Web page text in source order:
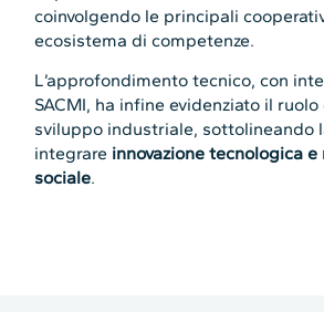
coinvolgendo le principali
ecosistema di competenze.
L’approfondimento tecnico, con
SACMI, ha infine evidenziato il ruolo
sviluppo industriale, sottolineando
integrare innovazione tecnologica
sociale.